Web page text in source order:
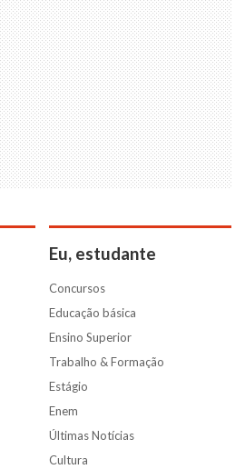
Eu, estudante
Concursos
Educação básica
Ensino Superior
Trabalho & Formação
Estágio
Enem
Últimas Notícias
Cultura